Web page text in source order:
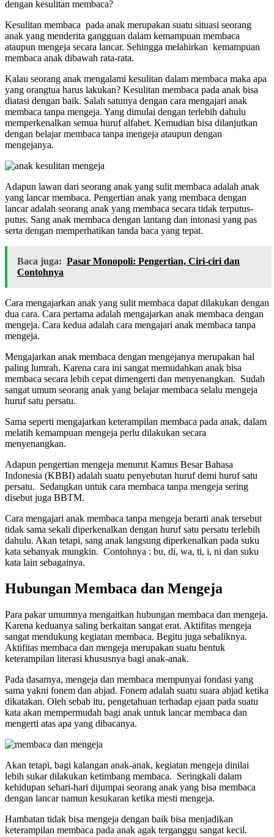
dengan kesulitan membaca?
Kesulitan membaca pada anak merupakan suatu situasi seorang
anak yang menderita gangguan dalam kemampuan membaca
ataupun mengeja secara lancar. Sehingga melahirkan kemampuan
membaca anak dibawah rata-rata.
Kalau seorang anak mengalami kesulitan dalam membaca maka apa
yang orangtua harus lakukan? Kesulitan membaca pada anak bisa
diatasi dengan baik. Salah satunya dengan cara mengajari anak
membaca tanpa mengeja. Yang dimulai dengan terlebih dahulu
memperkenalkan semua huruf alfabet. Kemudian bisa dilanjutkan
dengan belajar membaca tanpa mengeja ataupun dengan
mengejanya.
Adapun lawan dari seorang anak yang sulit membaca adalah anak
yang lancar membaca. Pengertian anak yang membaca dengan
lancar adalah seorang anak yang membaca secara tidak terputus-
putus. Sang anak membaca dengan lantang dan intonasi yang pas
serta dengan memperhatikan tanda baca yang tepat.
Baca juga: Pasar Monopoli: Pengertian, Ciri-ciri dan
Contohnya
Cara mengajarkan anak yang sulit membaca dapat dilakukan dengan
dua cara. Cara pertama adalah mengajarkan anak membaca dengan
mengeja. Cara kedua adalah cara mengajari anak membaca tanpa
mengeja.
Mengajarkan anak membaca dengan mengejanya merupakan hal
paling lumrah. Karena cara ini sangat memudahkan anak bisa
membaca secara lebih cepat dimengerti dan menyenangkan. Sudah
sangat umum seorang anak yang belajar membaca selalu mengeja
huruf satu persatu.
Sama seperti mengajarkan keterampilan membaca pada anak, dalam
melatih kemampuan mengeja perlu dilakukan secara
menyenangkan.
Adapun pengertian mengeja menurut Kamus Besar Bahasa
Indonesia (KBBI) adalah suatu penyebutan huruf demi huruf satu
persatu. Sedangkan untuk cara membaca tanpa mengeja sering
disebut juga BBTM.
Cara mengajari anak membaca tanpa mengeja berarti anak tersebut
tidak sama sekali diperkenalkan dengan huruf satu persatu terlebih
dahulu. Akan tetapi, sang anak langsung diperkenalkan pada suku
kata sebanyak mungkin. Contohnya : bu, di, wa, ti, i, ni dan suku
kata lain sebagainya.
Hubungan Membaca dan Mengeja
Para pakar umumnya mengaitkan hubungan membaca dan mengeja.
Karena keduanya saling berkaitan sangat erat. Aktifitas mengeja
sangat mendukung kegiatan membaca. Begitu juga sebaliknya.
Aktifitas membaca dan mengeja merupakan suatu bentuk
keterampilan literasi khususnya bagi anak-anak.
Pada dasarnya, mengeja dan membaca mempunyai fondasi yang
sama yakni fonem dan abjad. Fonem adalah suatu suara abjad ketika
dikatakan. Oleh sebab itu, pengetahuan terhadap ejaan pada suatu
kata akan mempermudah bagi anak untuk lancar membaca dan
mengerti atas apa yang dibacanya.
Akan tetapi, bagi kalangan anak-anak, kegiatan mengeja dinilai
lebih sukar dilakukan ketimbang membaca. Seringkali dalam
kehidupan sehari-hari dijumpai seorang anak yang bisa membaca
dengan lancar namun kesukaran ketika mesti mengeja.
Hambatan tidak bisa mengeja dengan baik bisa menjadikan
keterampilan membaca pada anak agak terganggu sangat kecil.